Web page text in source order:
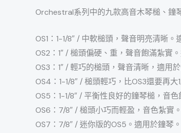
Orchestral系列中的九款高音木琴槌、鐘
OS1：1-1/8″ / 中軟槌頭，聲音明亮清晰。
OS2：1″ / 槌頭偏硬、重，聲音飽滿紮實
OS3：1″ / 輕巧的槌頭，聲音清晰，適用
OS4：1-1/8″ / 槌頭輕巧，比OS3還要再
OS5：1-1/8″ / 平衡性良好的鐘琴槌，音
OS6：7/8″ / 槌頭小巧而輕盈，音色紮實
OS7：7/8″ / 迷你版的OS5。適用於鐘琴。